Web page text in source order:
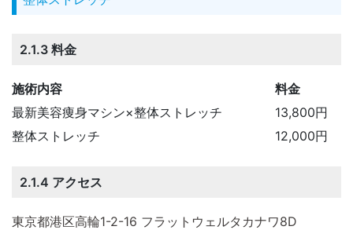
2.1.3 料金
施術内容
料金
最新美容痩身マシン×整体ストレッチ
13,800円
整体ストレッチ
12,000円
2.1.4 アクセス
東京都港区高輪1-2-16 フラットウェルタカナワ8D